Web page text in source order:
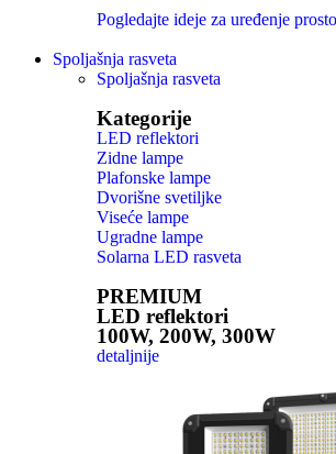
Pogledajte ideje za uređenje
Spoljašnja rasveta
Spoljašnja rasveta
Kategorije
LED reflektori
Zidne lampe
Plafonske lampe
Dvorišne svetiljke
Viseće lampe
Ugradne lampe
Solarna LED rasveta
PREMIUM
LED reflektori
100W, 200W, 300W
detaljnije